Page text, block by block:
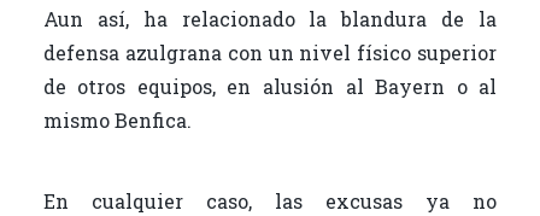
Aun así, ha relacionado la blandura de la
defensa azulgrana con un nivel físico superior
de otros equipos, en alusión al Bayern o al
mismo Benfica.
En cualquier caso, las excusas ya no